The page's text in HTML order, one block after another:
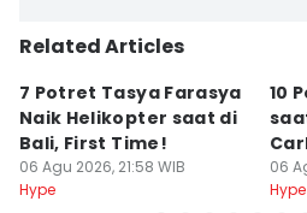
Related Articles
7 Potret Tasya Farasya
Naik Helikopter saat di
Bali, First Time!
06 Agu 2026, 21:58 WIB
Hype
10
06
Hype